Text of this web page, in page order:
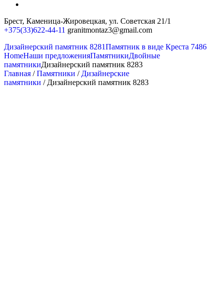
Брест, Каменица-Жировецкая, ул. Советская 21/1
+375(33)622-44-11 granitmontaz3@gmail.com
Дизайнерский памятник 8281Памятник в виде Креста 7486
HomeНаши предложенияПамятникиДвойные
памятникиДизайнерский памятник 8283
Главная /Памятники / Дизайнерские
памятники / Дизайнерский памятник 8283